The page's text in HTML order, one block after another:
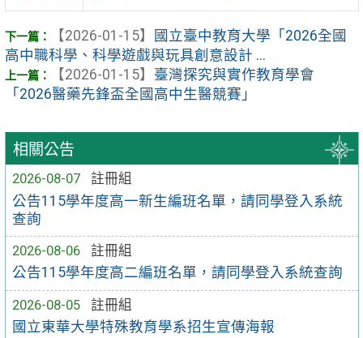
相關公告
2026-08-07
註冊組
公告115學年度高一新生編班名單，請同學登入系統
查詢
2026-08-06
註冊組
公告115學年度高二編班名單，請同學登入系統查詢
2026-08-05
註冊組
國立東華大學特殊教育學系招生宣傳海報
【2026-01-15】
國立臺中教育大學「2026全國
高中職科學、科學遊戲與玩具創意設計 ...
【2026-01-15】 臺灣探究與實作教育學會
「2026醫藥先鋒盃全國高中生醫競賽」